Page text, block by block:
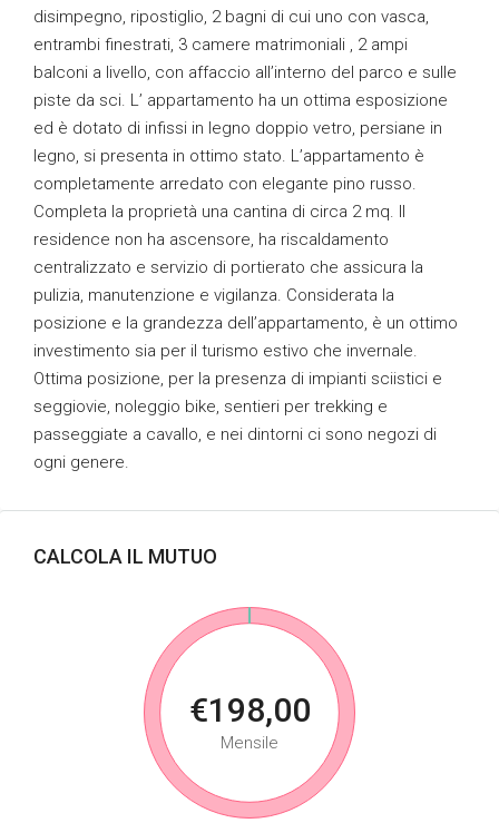
disimpegno, ripostiglio, 2 bagni di cui uno con vasca,
entrambi finestrati, 3 camere matrimoniali , 2 ampi
balconi a livello, con affaccio all’interno del parco e sulle
piste da sci. L’ appartamento ha un ottima esposizione
ed è dotato di infissi in legno doppio vetro, persiane in
legno, si presenta in ottimo stato. L’appartamento è
completamente arredato con elegante pino russo.
Completa la proprietà una cantina di circa 2 mq. Il
residence non ha ascensore, ha riscaldamento
centralizzato e servizio di portierato che assicura la
pulizia, manutenzione e vigilanza. Considerata la
posizione e la grandezza dell’appartamento, è un ottimo
investimento sia per il turismo estivo che invernale.
Ottima posizione, per la presenza di impianti sciistici e
seggiovie, noleggio bike, sentieri per trekking e
passeggiate a cavallo, e nei dintorni ci sono negozi di
ogni genere.
CALCOLA IL MUTUO
€198,00
Mensile